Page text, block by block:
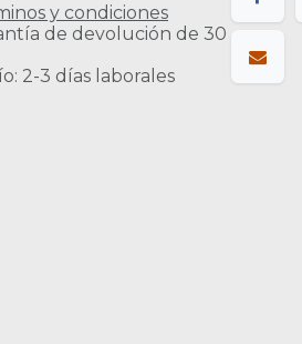
y condiciones
de devolución de 30
2-3 días laborales